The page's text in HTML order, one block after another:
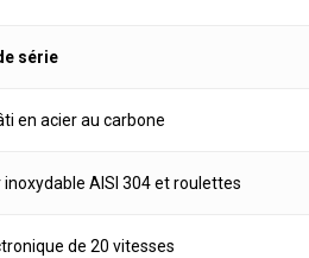
série
en acier au carbone
inoxydable AISI 304 et roulettes
de 20 vitesses